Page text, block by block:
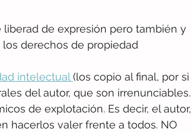
de expresión pero también y
derechos de propiedad
intelectual (los copio al final, por si
del autor, que son irrenunciables.
de explotación. Es decir, el autor,
hacerlos valer frente a todos. NO